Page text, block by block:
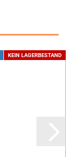
KEIN LAGERBESTAND